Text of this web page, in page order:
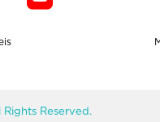
Reserved.